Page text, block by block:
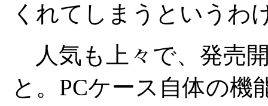
くれてしまうというわ
人気も上々で、発売
と。PCケース自体の機